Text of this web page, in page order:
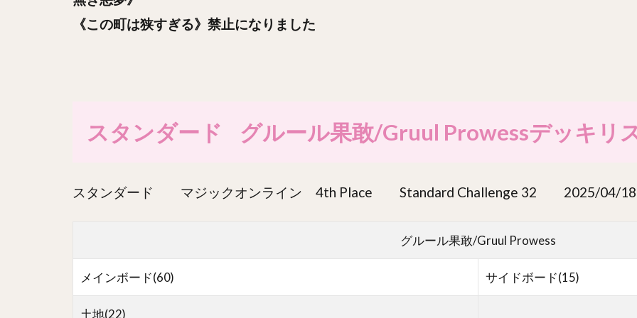
《この町は狭すぎる》禁止になりました
スタンダード グルール果敢/Gruul Prowessデッキリ
スタンダード マジックオンライン 4th Place Standard Challenge 32 2025/04/18
グルール果敢/Gruul Prowess
メインボード(60) サイドボード(15)
土地(22)